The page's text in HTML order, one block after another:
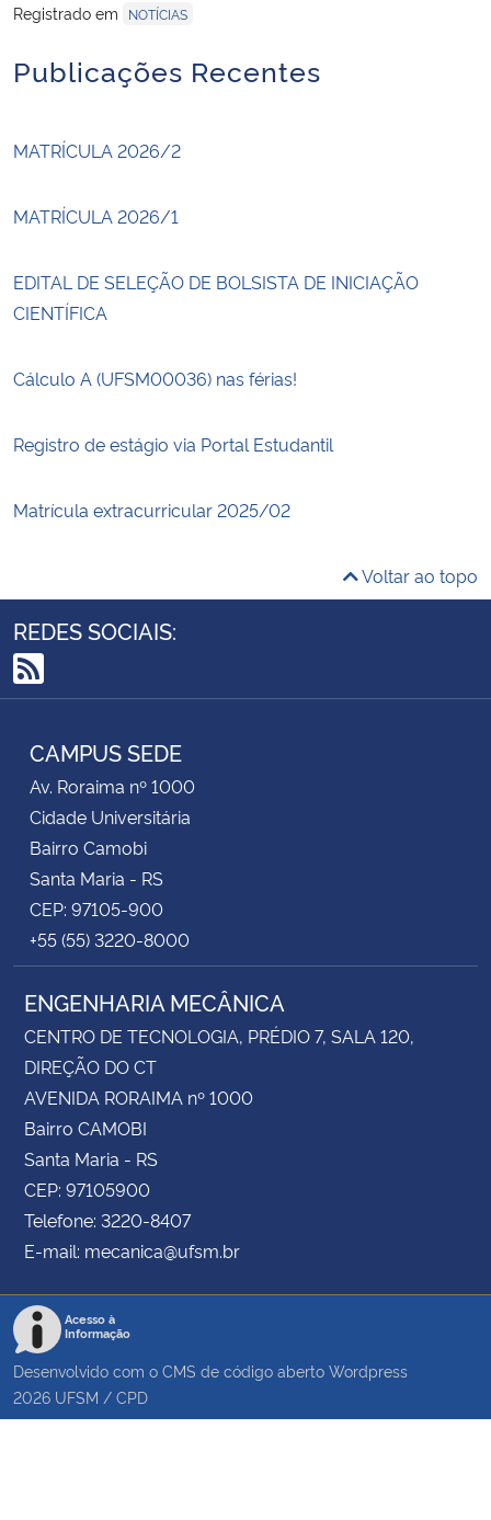
Registrado em
NOTÍCIAS
Publicações Recentes
MATRÍCULA 2026/2
MATRÍCULA 2026/1
EDITAL DE SELEÇÃO DE BOLSISTA DE INICIAÇÃO
CIENTÍFICA
Cálculo A (UFSM00036) nas férias!
Registro de estágio via Portal Estudantil
Matrícula extracurricular 2025/02
Voltar ao topo
REDES SOCIAIS:
RSS
CAMPUS SEDE
Av. Roraima nº 1000
Cidade Universitária
Bairro Camobi
Santa Maria - RS
CEP: 97105-900
+55 (55) 3220-8000
ENGENHARIA MECÂNICA
CENTRO DE TECNOLOGIA, PRÉDIO 7, SALA 120,
DIREÇÃO DO CT
AVENIDA RORAIMA nº 1000
Bairro CAMOBI
Santa Maria - RS
CEP: 97105900
Telefone: 3220-8407
E-mail: mecanica@ufsm.br
Acesso à
Informação
Desenvolvido com o CMS de código aberto Wordpress
2026 UFSM / CPD